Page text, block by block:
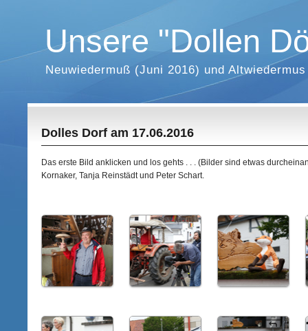
Unsere "Dollen
Neuwiedermuß (Juni 2016) und
Dolles Dorf am 17.06.2016
Das erste Bild anklicken und los gehts . . . (Bilder sind etwas
Kornaker, Tanja Reinstädt und Peter Schart.